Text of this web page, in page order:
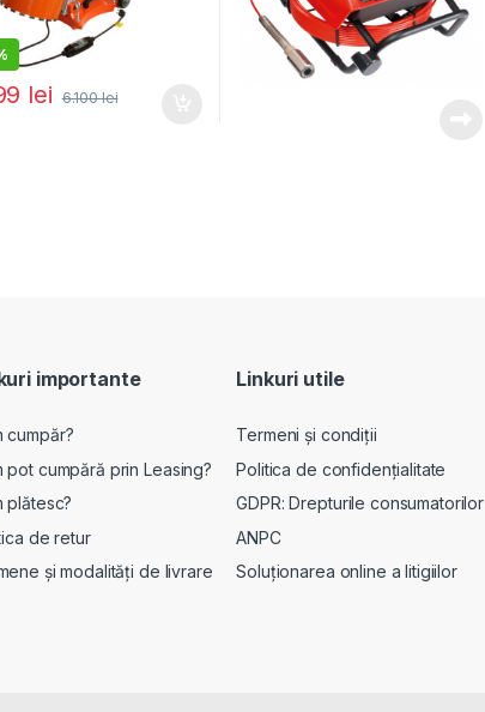
lei 6.100lei
importante
cumpăr?
pot cumpără prin Leasing?
plătesc?
de retur
și modalități de livrare
Linkuri utile
Termeni și condiții
Politica de confidențialitate
GDPR: Drepturile consumatorilor
ANPC
Soluționarea online a litigiilor